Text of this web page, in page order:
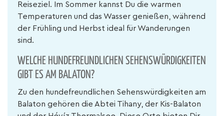
Reiseziel. Im Sommer kannst Du die warmen
Temperaturen und das Wasser genießen, während
der Frühling und Herbst ideal für Wanderungen
sind.
WELCHE HUNDEFREUNDLICHEN SEHENSWÜRDIGKEITEN
GIBT ES AM BALATON?
Zu den hundefreundlichen Sehenswürdigkeiten am
Balaton gehören die Abtei Tihany, der Kis-Balaton